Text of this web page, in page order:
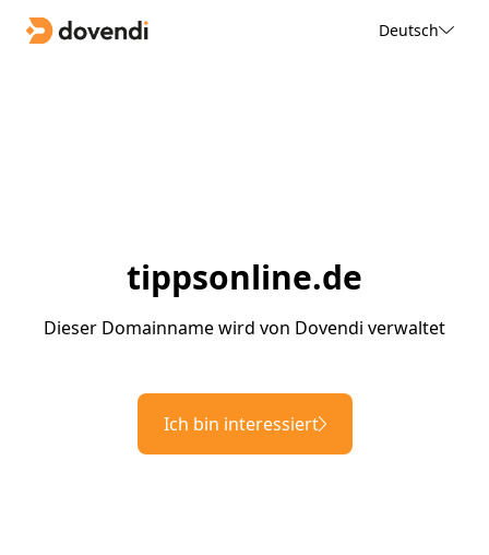
Deutsch
tippsonline.de
Dieser Domainname wird von Dovendi verwaltet
Ich bin interessiert